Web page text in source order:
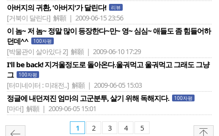
아버지의 귀환, '아버지'가 달린다! 리뷰
[거북이 달린다] 解願 | 2009-06-15 23:56
이 놈~ 저 놈~ 정말 많이 등장한다~만~ 영~ 심심~ 애들도 좀 힘들어하
던데^^
100자평
[박물관이 살아있다 2] 解願 | 2009-06-10 17:29
I'll be back! 지겨울정도로 돌아온다.울궈먹고 울궈먹고 그래도 그냥
그
100자평
[터미네이터 : 미래전..] 解願 | 2009-06-05 15:03
정글에 내던져진 엄마의 고군분투, 살기 위해 독해지다. 100자평
[마더] 解願 | 2009-06-05 15:01
1 2 3 4 5